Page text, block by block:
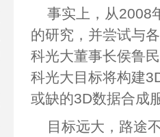
事实上，从2008
的研究，并尝试与
科光大董事长侯鲁
科光大目标将构建
或缺的3D数据合成
目标远大，路途